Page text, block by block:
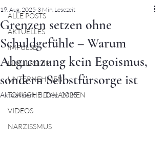
ALLE POSTS
AKTUELLES
IMPULSE
LEADERSHIP
UNTERNEHMEN
TOXISCHE DYNAMIKEN
VIDEOS
NARZISSMUS
Grenzen setzen ohne
Schuldgefühle – Warum
Abgrenzung kein Egoismus,
sondern Selbstfürsorge ist
19. Aug. 2025 3 Min. Lesezeit
Aktualisiert:3. Dez. 2025